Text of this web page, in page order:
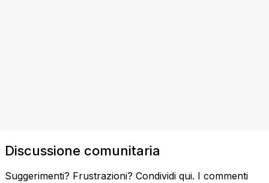
Discussione comunitaria
Suggerimenti? Frustrazioni? Condividi qui. I commenti